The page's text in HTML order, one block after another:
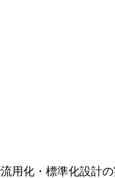
用化・標準化設計